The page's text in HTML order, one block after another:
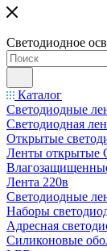
Светодиодное
Каталог
Светодиодные
Светодиодная
Открытые
Ленты открытые
Лента 220в
Светодиодные
Наборы
Адресная
Силиконовые